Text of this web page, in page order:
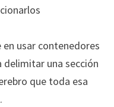
en usar contenedores
delimitar una sección
que toda esa